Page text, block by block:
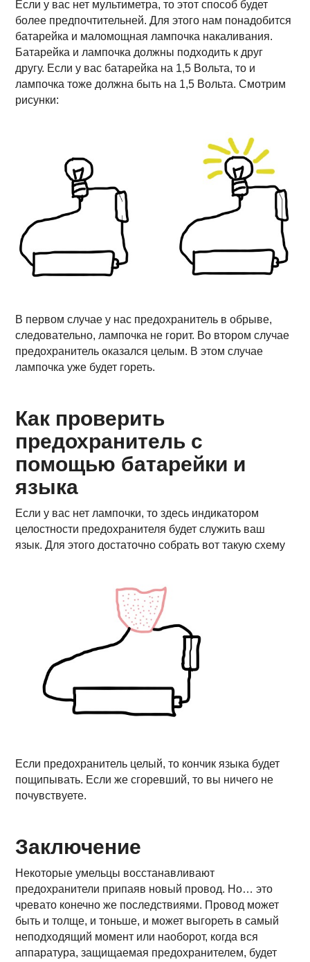
Если у вас нет мультиметра, то этот способ будет
более предпочтительней. Для этого нам понадобится
батарейка и маломощная лампочка накаливания.
Батарейка и лампочка должны подходить к друг
другу. Если у вас батарейка на 1,5 Вольта, то и
лампочка тоже должна быть на 1,5 Вольта. Смотрим
рисунки:
В первом случае у нас предохранитель в обрыве,
следовательно, лампочка не горит. Во втором случае
предохранитель оказался целым. В этом случае
лампочка уже будет гореть.
Как проверить
предохранитель с
помощью батарейки и
языка
Если у вас нет лампочки, то здесь индикатором
целостности предохранителя будет служить ваш
язык. Для этого достаточно собрать вот такую схему
Если предохранитель целый, то кончик языка будет
пощипывать. Если же сгоревший, то вы ничего не
почувствуете.
Заключение
Некоторые умельцы восстанавливают
предохранители припаяв новый провод. Но… это
чревато конечно же последствиями. Провод может
быть и толще, и тоньше, и может выгореть в самый
неподходящий момент или наоборот, когда вся
аппаратура, защищаемая предохранителем, будет